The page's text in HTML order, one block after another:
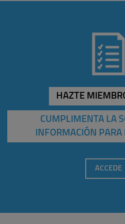
HAZTE
CUMPLIMENTA LA
INFORMACIÓN PARA
ACCEDE